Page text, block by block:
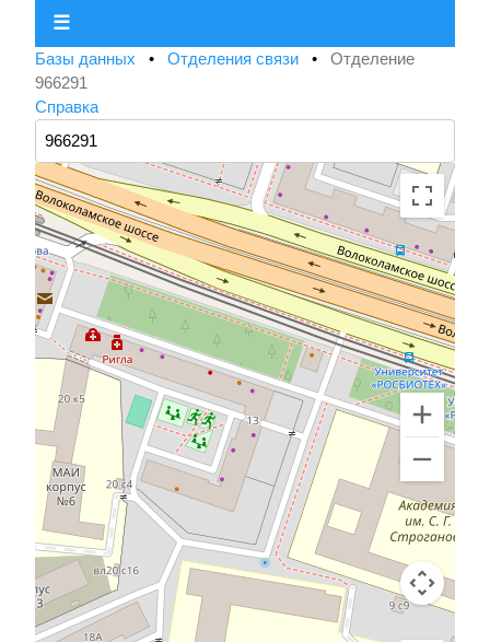
☰
Базы данных • Отделения связи • Отделение
966291
Справка